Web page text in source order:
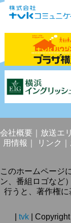
会社概要 放送エ
用情報
リンク
このホームページ
ン、番組ロゴなど
行うと、著作権に
tvk
|